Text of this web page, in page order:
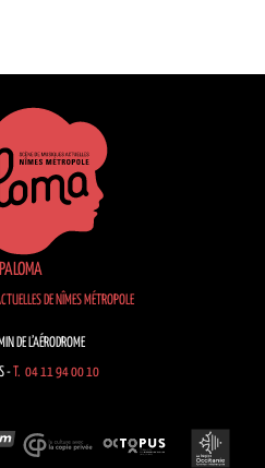
PALOMA
DE NÎMES MÉTROPOLE
DE L’AÉRODROME
- T. 04 11 94 00 10